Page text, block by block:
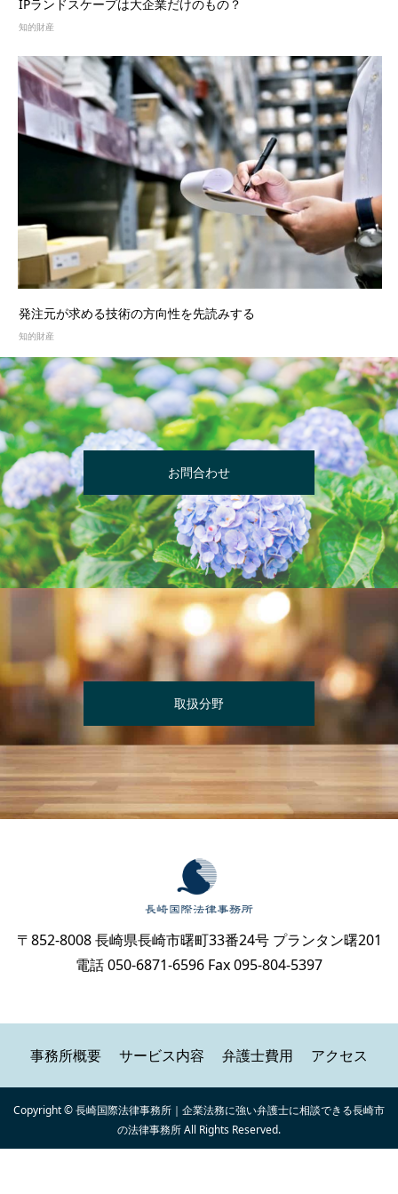
IPランドスケープは大企業だけのもの？
知的財産
発注元が求める技術の方向性を先読みする
知的財産
お問合わせ
取扱分野
〒852-8008 長崎県長崎市曙町33番24号 プランタン曙201
電話 050-6871-6596 Fax 095-804-5397
事務所概要 サービス内容 弁護士費用 アクセス
Copyright © 長崎国際法律事務所｜企業法務に強い弁護士に相談できる長崎市
の法律事務所 All Rights Reserved.
お問合わせ サービス内容